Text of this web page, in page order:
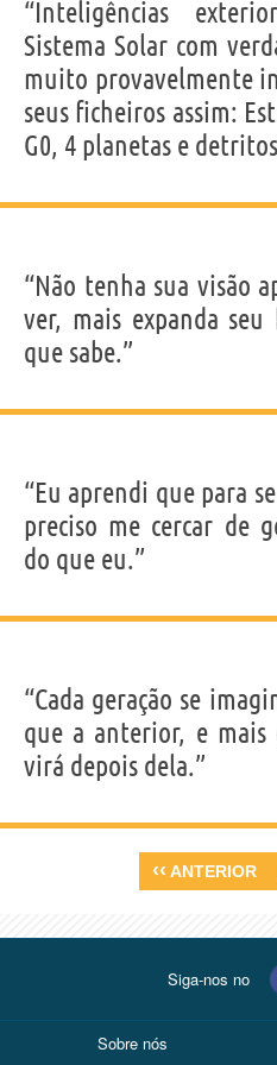
“Inteligências
Sistema Solar com
muito provavelmente
seus ficheiros assim:
G0, 4 planetas e
“Não tenha sua visão
ver, mais expanda
que sabe.”
“Eu aprendi que para
preciso me cercar de
do que eu.”
“Cada geração se
que a anterior, e
virá depois dela.”
‹‹ ANTERIOR
Siga-nos no
Sobre nós